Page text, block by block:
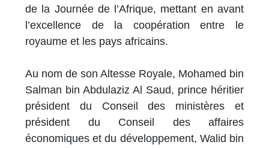
de la Journée de l’Afrique, mettant en avant
l’excellence de la coopération entre le
royaume et les pays africains.
Au nom de son Altesse Royale, Mohamed bin
Salman bin Abdulaziz Al Saud, prince héritier
président du Conseil des ministères et
président du Conseil des affaires
économiques et du développement, Walid bin